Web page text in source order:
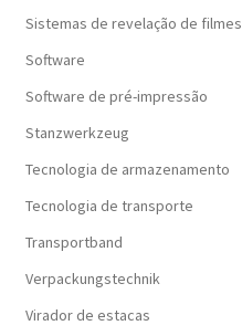
Sistemas de revelação de filmes
Software
Software de pré-impressão
Stanzwerkzeug
Tecnologia de armazenamento
Tecnologia de transporte
Transportband
Verpackungstechnik
Virador de estacas